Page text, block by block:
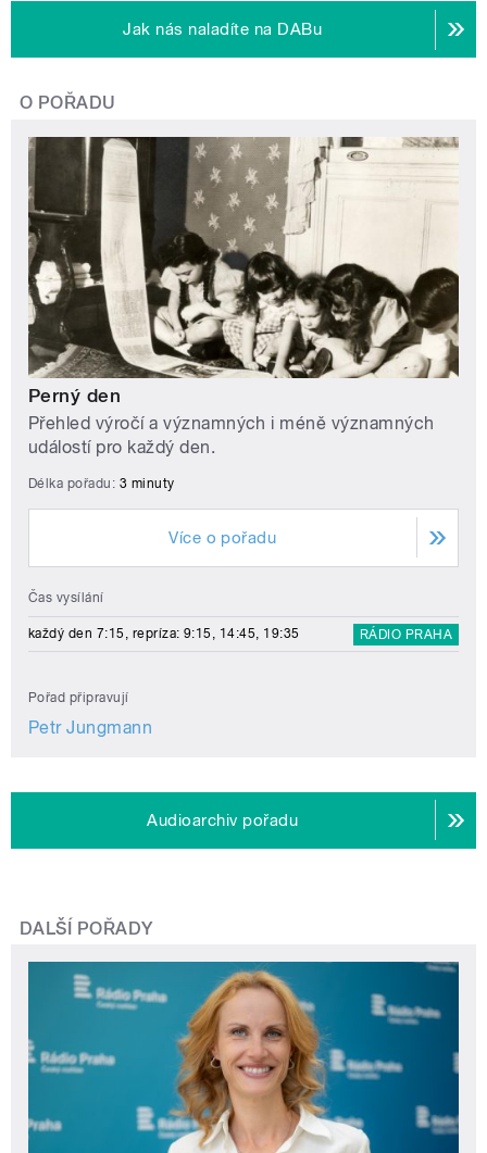
Jak nás naladíte na DABu
O POŘADU
Perný den
Přehled výročí a významných i méně významných
událostí pro každý den.
Délka pořadu: 3 minuty
Více o pořadu
Čas vysílání
každý den 7:15, repríza: 9:15, 14:45, 19:35 RÁDIO PRAHA
Pořad připravují
Petr Jungmann
Audioarchiv pořadu
DALŠÍ POŘADY